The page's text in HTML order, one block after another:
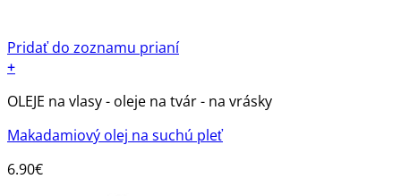
Pridať do zoznamu prianí
+
OLEJE na vlasy - oleje na tvár - na vrásky
Makadamiový olej na suchú pleť
6.90€